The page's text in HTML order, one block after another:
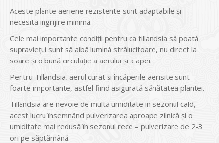
Aceste plante aeriene rezistente sunt adaptabile și
necesită îngrijire minimă.
Cele mai importante condiții pentru ca tillandsia să poată
supraviețui sunt să aibă lumină strălucitoare, nu direct la
soare și o bună circulație a aerului și a apei.
Pentru Tillandsia, aerul curat și încăperile aerisite sunt
foarte importante, astfel fiind asigurată sănătatea plantei.
Tillandsia are nevoie de multă umiditate în sezonul cald,
acest lucru însemnând pulverizarea aproape zilnică și o
umiditate mai redusă în sezonul rece – pulverizare de 2-3
ori pe săptămână.